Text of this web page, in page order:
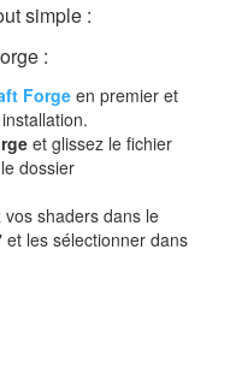
simple :
:
Forge en premier et
et glissez le fichier
dossier
shaders dans le
les sélectionner dans